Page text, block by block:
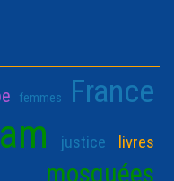
femmes France
justice livres
mosquées